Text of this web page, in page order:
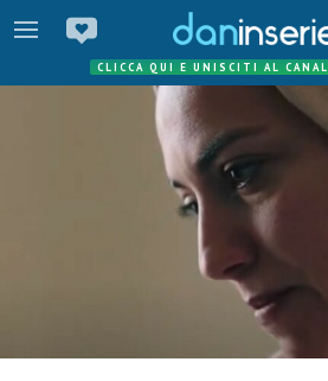
CLICCA QUI E UNISCITI AL